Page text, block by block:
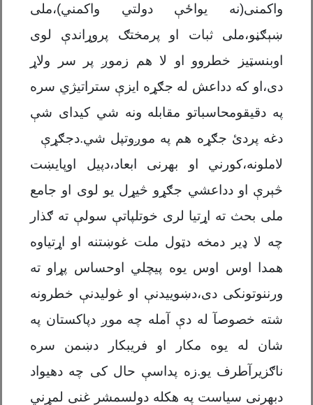
واکمنی(نه یواځې دولتي واکمني)،ملی
ښېګڼو،ملی ثبات او پرمختګ پروړاندې لوی
اوبنسټیز خطروو او لا هم زموږ پر سر ولاړ
دی،او که دداعش له جګړه ایزې ستراتیژي سره
په دقیقومحاسباتو مقابله ونه شي کیدای شې
دغه پردئ جګړه هم په موږوتپل شي.دجګړې
لاملونه،کورني او بهرنی ابعاد،دپیل اوپایښت
څېرې او دداعشي جګړو څیړل یو لوی او جامع
ملی بحث ته اړتیا لری خوتلپاتې سولې ته ګذار
چه لا ډیر دمخه دټول ملت غوښتنه او اړتیاوه
همدا اوس اوس یوه پیچلي اوحساس پړاو ته
ورننوتونکی دی،دښوییدنې او غولیدنې خطرونه
شته خصوصآ له دې آمله چه موږ دپاکستان په
شان له یوه مکار او فریبکار دښمن سره
ناګزیرآطرف یو.زه پداسې حال کی چه دهیواد
دبهرنی سیاست په هکله دولسمشر غنی لمړني